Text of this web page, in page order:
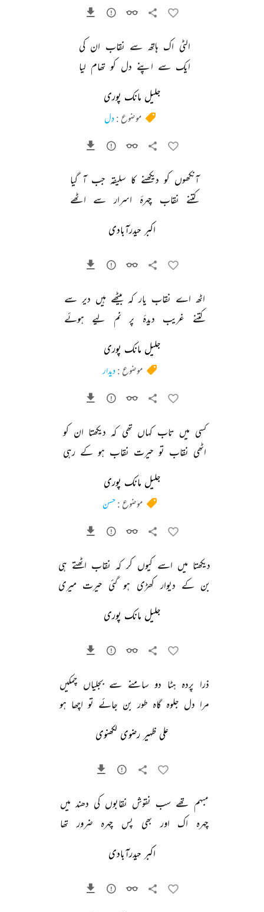
الٹی اک ہاتھ سے نقاب ان کی
ایک سے اپنے دل کو تھام لیا
جلیل مانک پوری
موضوع :دل
آنکھوں کو دیکھنے کا سلیقہ جب آ گیا
کتنے
نقاب چہرۂ اسرار سے اٹھے
اکبر حیدرآبادی
اٹھ اے نقاب یار کہ بیٹھے ہیں دیر سے
کتنے
غریب دیدۂ پر نم لیے ہوئے
جلیل مانک پوری
موضوع :دیدار
کسی میں تاب کہاں تھی کہ دیکھتا ان کو
اٹھی نقاب تو حیرت نقاب ہو کے رہی
جلیل مانک پوری
موضوع :حسن
دیکھتا میں اسے کیوں کر کہ نقاب اٹھتے ہی
بن کے دیوار کھڑی ہو گئی حیرت میری
جلیل مانک پوری
ذرا پردہ ہٹا دو سامنے سے بجلیاں چمکیں
مرا دل جلوہ گاہ طور بن جائے تو اچھا ہو
علی ظہیر رضوی لکھنوی
مبہم تھے سب نقوش نقابوں کی دھند میں
چہرہ
اک اور بھی پس چہرہ ضرور تھا
اکبر حیدرآبادی